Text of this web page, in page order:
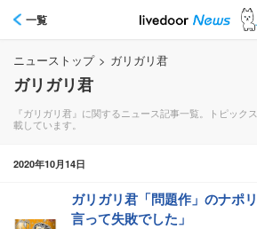
一覧
ニューストップ > ガリガリ君
ガリガリ君
『ガリガリ君』に関するニュース記事一覧。トピック
載しています。
2020年10月14日
ガリガリ君「問題作」のナポ
言って失敗でした」